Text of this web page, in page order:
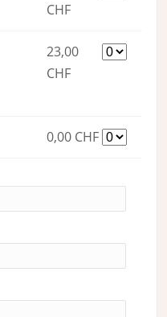
CHF
23,00
CHF
0,00 CHF